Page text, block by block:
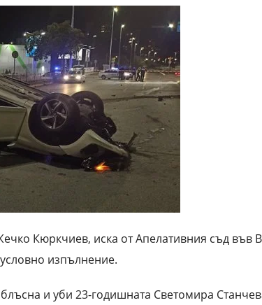
Кюркчиев, иска от Апелативния съд във
изпълнение.
и уби 23-годишната Светомира